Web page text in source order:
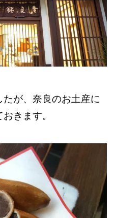
が、奈良のお土産に
きます。